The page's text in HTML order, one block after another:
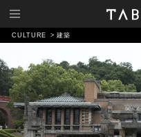
CULTURE 建築